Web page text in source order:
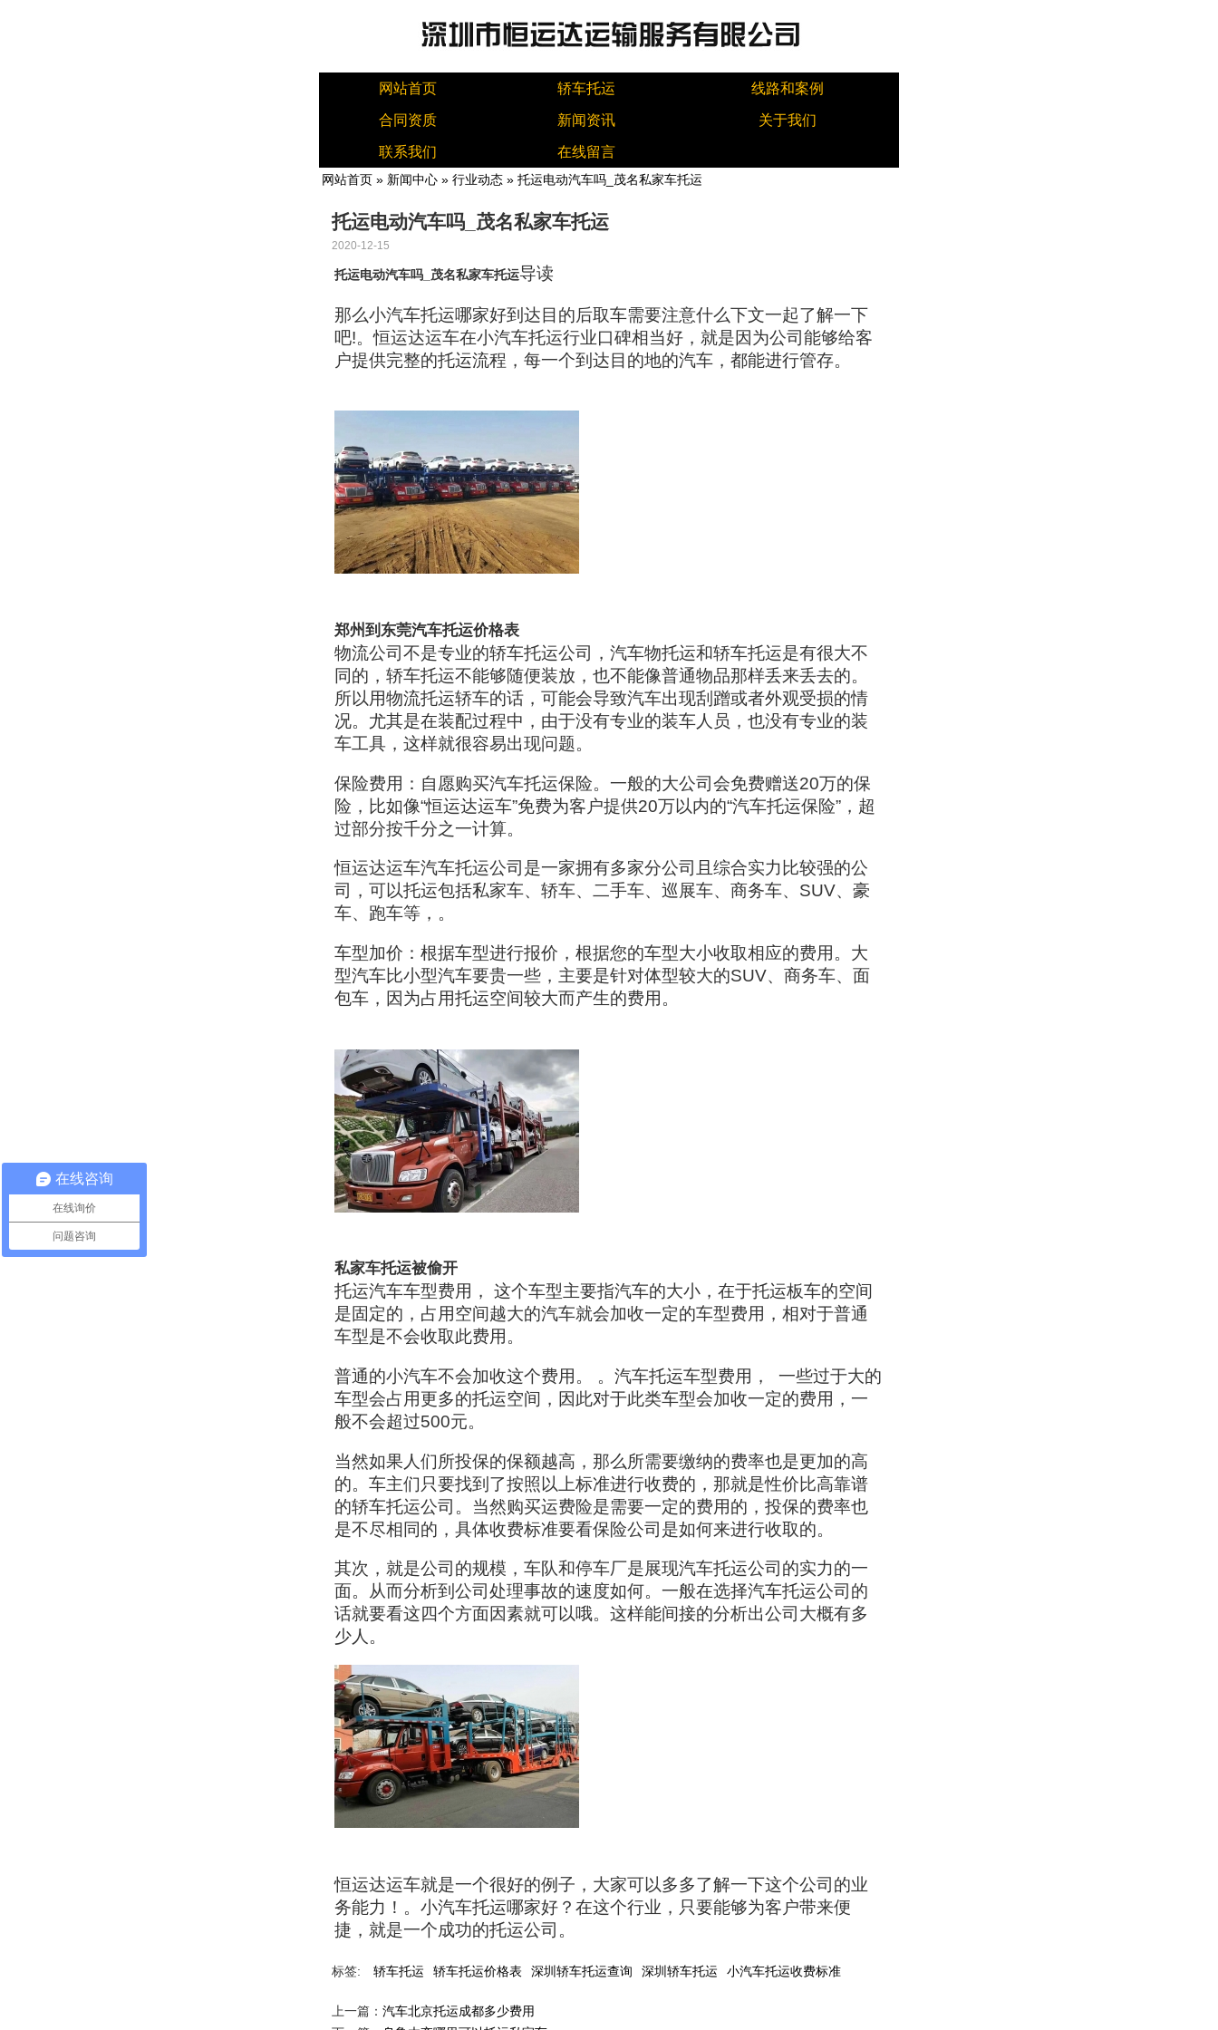
网站首页 轿车托运 线路和案例
合同资质 新闻资讯 关于我们
联系我们 在线留言
网站首页 » 新闻中心 » 行业动态 » 托运电动汽车吗_茂名私家车托运
托运电动汽车吗_茂名私家车托运
2020-12-15
托运电动汽车吗_茂名私家车托运导读
那么小汽车托运哪家好到达目的后取车需要注意什么下文一起了解一下
吧!。恒运达运车在小汽车托运行业口碑相当好，就是因为公司能够给客
户提供完整的托运流程，每一个到达目的地的汽车，都能进行管存。
郑州到东莞汽车托运价格表
物流公司不是专业的轿车托运公司，汽车物托运和轿车托运是有很大不
同的，轿车托运不能够随便装放，也不能像普通物品那样丢来丢去的。
所以用物流托运轿车的话，可能会导致汽车出现刮蹭或者外观受损的情
况。尤其是在装配过程中，由于没有专业的装车人员，也没有专业的装
车工具，这样就很容易出现问题。
保险费用：自愿购买汽车托运保险。一般的大公司会免费赠送20万的保
险，比如像“恒运达运车”免费为客户提供20万以内的“汽车托运保险”，超
过部分按千分之一计算。
恒运达运车汽车托运公司是一家拥有多家分公司且综合实力比较强的公
司，可以托运包括私家车、轿车、二手车、巡展车、商务车、SUV、豪
车、跑车等，。
车型加价：根据车型进行报价，根据您的车型大小收取相应的费用。大
型汽车比小型汽车要贵一些，主要是针对体型较大的SUV、商务车、面
包车，因为占用托运空间较大而产生的费用。
私家车托运被偷开
托运汽车车型费用， 这个车型主要指汽车的大小，在于托运板车的空间
是固定的，占用空间越大的汽车就会加收一定的车型费用，相对于普通
车型是不会收取此费用。
普通的小汽车不会加收这个费用。 。汽车托运车型费用， 一些过于大的
车型会占用更多的托运空间，因此对于此类车型会加收一定的费用，一
般不会超过500元。
当然如果人们所投保的保额越高，那么所需要缴纳的费率也是更加的高
的。车主们只要找到了按照以上标准进行收费的，那就是性价比高靠谱
的轿车托运公司。当然购买运费险是需要一定的费用的，投保的费率也
是不尽相同的，具体收费标准要看保险公司是如何来进行收取的。
其次，就是公司的规模，车队和停车厂是展现汽车托运公司的实力的一
面。从而分析到公司处理事故的速度如何。一般在选择汽车托运公司的
话就要看这四个方面因素就可以哦。这样能间接的分析出公司大概有多
少人。
恒运达运车就是一个很好的例子，大家可以多多了解一下这个公司的业
务能力！。小汽车托运哪家好？在这个行业，只要能够为客户带来便
捷，就是一个成功的托运公司。
标签: 轿车托运 轿车托运价格表 深圳轿车托运查询 深圳轿车托运 小汽车托运收费标准
上一篇：汽车北京托运成都多少费用
在线咨询
在线询价
问题咨询